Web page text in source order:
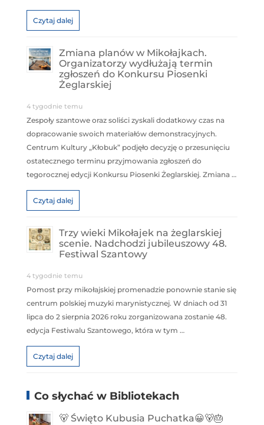
Czytaj dalej
Zmiana planów w Mikołajkach.
Organizatorzy wydłużają termin
zgłoszeń do Konkursu Piosenki
Żeglarskiej
4 tygodnie temu
Zespoły szantowe oraz soliści zyskali dodatkowy czas na
dopracowanie swoich materiałów demonstracyjnych.
Centrum Kultury „Kłobuk” podjęło decyzję o przesunięciu
ostatecznego terminu przyjmowania zgłoszeń do
tegorocznej edycji Konkursu Piosenki Żeglarskiej. Zmiana …
Czytaj dalej
Trzy wieki Mikołajek na żeglarskiej
scenie. Nadchodzi jubileuszowy 48.
Festiwal Szantowy
4 tygodnie temu
Pomost przy mikołajskiej promenadzie ponownie stanie się
centrum polskiej muzyki marynistycznej. W dniach od 31
lipca do 2 sierpnia 2026 roku zorganizowana zostanie 48.
edycja Festiwalu Szantowego, która w tym …
Czytaj dalej
Co słychać w Bibliotekach
🐻 Święto Kubusia Puchatka😀🐻🎂